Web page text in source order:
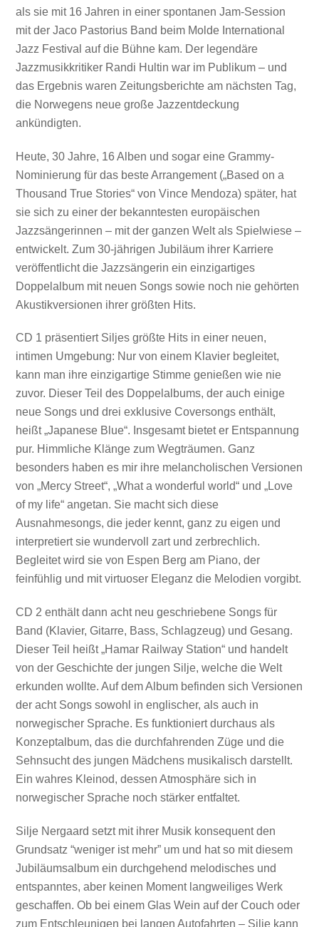
als sie mit 16 Jahren in einer spontanen Jam-Session
mit der Jaco Pastorius Band beim Molde International
Jazz Festival auf die Bühne kam. Der legendäre
Jazzmusikkritiker Randi Hultin war im Publikum – und
das Ergebnis waren Zeitungsberichte am nächsten Tag,
die Norwegens neue große Jazzentdeckung
ankündigten.
Heute, 30 Jahre, 16 Alben und sogar eine Grammy-
Nominierung für das beste Arrangement („Based on a
Thousand True Stories“ von Vince Mendoza) später, hat
sie sich zu einer der bekanntesten europäischen
Jazzsängerinnen – mit der ganzen Welt als Spielwiese –
entwickelt. Zum 30-jährigen Jubiläum ihrer Karriere
veröffentlicht die Jazzsängerin ein einzigartiges
Doppelalbum mit neuen Songs sowie noch nie gehörten
Akustikversionen ihrer größten Hits.
CD 1 präsentiert Siljes größte Hits in einer neuen,
intimen Umgebung: Nur von einem Klavier begleitet,
kann man ihre einzigartige Stimme genießen wie nie
zuvor. Dieser Teil des Doppelalbums, der auch einige
neue Songs und drei exklusive Coversongs enthält,
heißt „Japanese Blue“. Insgesamt bietet er Entspannung
pur. Himmliche Klänge zum Wegträumen. Ganz
besonders haben es mir ihre melancholischen Versionen
von „Mercy Street“, „What a wonderful world“ und „Love
of my life“ angetan. Sie macht sich diese
Ausnahmesongs, die jeder kennt, ganz zu eigen und
interpretiert sie wundervoll zart und zerbrechlich.
Begleitet wird sie von Espen Berg am Piano, der
feinfühlig und mit virtuoser Eleganz die Melodien vorgibt.
CD 2 enthält dann acht neu geschriebene Songs für
Band (Klavier, Gitarre, Bass, Schlagzeug) und Gesang.
Dieser Teil heißt „Hamar Railway Station“ und handelt
von der Geschichte der jungen Silje, welche die Welt
erkunden wollte. Auf dem Album befinden sich Versionen
der acht Songs sowohl in englischer, als auch in
norwegischer Sprache. Es funktioniert durchaus als
Konzeptalbum, das die durchfahrenden Züge und die
Sehnsucht des jungen Mädchens musikalisch darstellt.
Ein wahres Kleinod, dessen Atmosphäre sich in
norwegischer Sprache noch stärker entfaltet.
Silje Nergaard setzt mit ihrer Musik konsequent den
Grundsatz “weniger ist mehr” um und hat so mit diesem
Jubiläumsalbum ein durchgehend melodisches und
entspanntes, aber keinen Moment langweiliges Werk
geschaffen. Ob bei einem Glas Wein auf der Couch oder
zum Entschleunigen bei langen Autofahrten – Silje kann